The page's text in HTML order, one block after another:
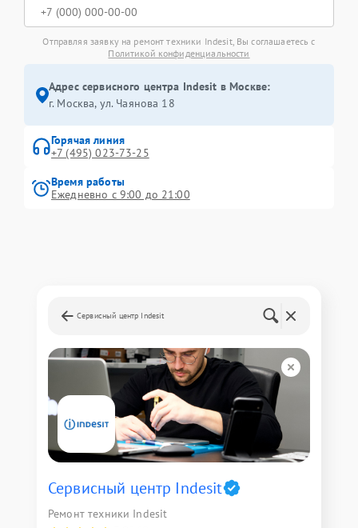
Отправляя заявку на ремонт техники Indesit, Вы соглашаетесь с
Политикой конфиденциальности
Адрес сервисного центра Indesit в Москве:
г. Москва, ул. Чаянова 18
Горячая линия
+7 (495) 023-73-25
Время работы
Ежедневно с 9:00 до 21:00
Сервисный центр Indesit
Сервисный центр Indesit
Ремонт техники Indesit